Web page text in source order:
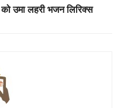
उमा लहरी भजन लिरिक्स